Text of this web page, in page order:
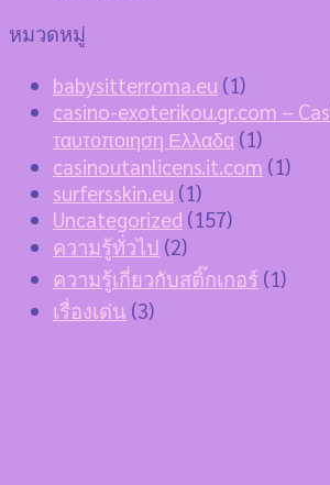
หมวดหมู่
babysitterroma.eu (1)
casino-exoterikou.gr.com –
ταυτοποιηση Ελλαδα (1)
casinoutanlicens.it.com (1)
surfersskin.eu (1)
Uncategorized (157)
ความรู้ทั่วไป (2)
ความรู้เกี่ยวกับสติ๊กเกอร์ (1)
เรื่องเด่น (3)